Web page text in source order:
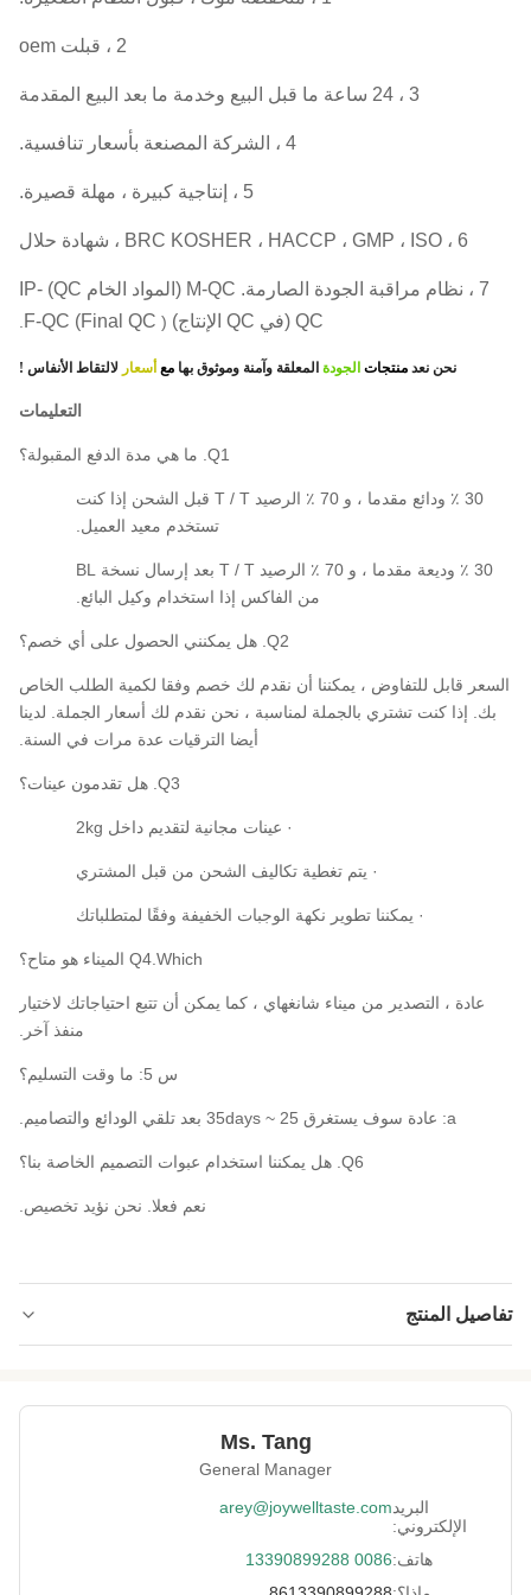
2 ، قبلت oem
3 ، 24 ساعة ما قبل البيع وخدمة ما بعد البيع المقدمة
4 ، الشركة المصنعة بأسعار تنافسية.
5 ، إنتاجية كبيرة ، مهلة قصيرة.
6 ، BRC KOSHER ، HACCP ، GMP ، ISO ، شهادة حلال
7 ، نظام مراقبة الجودة الصارمة.
M-QC (المواد الخام QC) IP-
QC (في QC الإنتاج) F-QC (Final QC
).
نحن نعد منتجات الجودة المعلقة وآمنة وموثوق بها مع أسعار لالتقاط الأنفاس !
التعليمات
Q1. ما هي مدة الدفع المقبولة؟
30 ٪ ودائع مقدما ، و 70 ٪ الرصيد T / T قبل الشحن إذا كنت
تستخدم معيد العميل.
30 ٪ وديعة مقدما ، و 70 ٪ الرصيد T / T بعد إرسال نسخة BL
من الفاكس إذا استخدام وكيل البائع.
Q2. هل يمكنني الحصول على أي خصم؟
السعر قابل للتفاوض ، يمكننا أن نقدم لك خصم وفقا لكمية الطلب الخاص
بك. إذا كنت تشتري بالجملة لمناسبة ، نحن نقدم لك أسعار الجملة. لدينا
أيضا الترقيات عدة مرات في السنة.
Q3. هل تقدمون عينات؟
· عينات مجانية لتقديم داخل 2kg
· يتم تغطية تكاليف الشحن من قبل المشتري
· يمكننا تطوير نكهة الوجبات الخفيفة وفقًا لمتطلباتك
Q4.Which الميناء هو متاح؟
عادة ، التصدير من ميناء شانغهاي ، كما يمكن أن تتبع احتياجاتك لاختيار
منفذ آخر.
س 5: ما وقت التسليم؟
a: عادة سوف يستغرق 25 ~ 35days بعد تلقي الودائع والتصاميم.
Q6. هل يمكننا استخدام عبوات التصميم الخاصة بنا؟
نعم فعلا. نحن نؤيد تخصيص.
تفاصيل المنتج
Delivery:
Ms. Tang
General Manager
البريد
الإلكتروني:
arey@joywelltaste.com
هاتف:0086 13390899288